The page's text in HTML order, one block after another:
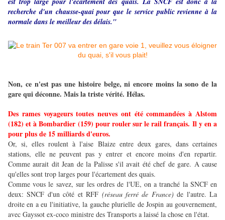
recherche d'un chausse-quai pour que le service public revienne à la
normale dans le meilleur des délais."
Non, ce n'est pas une histoire belge, ni encore moins la sono de la
gare qui déconne. Mais la triste vérité. Hélas.
Des rames voyageurs toutes neuves ont été commandées à Alstom
(182) et à Bombardier (159) pour rouler sur le rail français. Il y en a
pour plus de 15 milliards d'euros.
Or, si, elles roulent à l'aise Blaize entre deux gares, dans certaines
stations, elle ne peuvent pas y entrer et encore moins d'en repartir.
Comme aurait dit Jean de la Palisse s'il avait été chef de gare. A cause
qu'elles sont trop larges pour l'écartement des quais.
Comme vous le savez, sur les ordres de l'UE, on a tranché la SNCF en
deux: SNCF d'un côté et RFF (réseau ferré de France) de l'autre. La
droite en a eu l'initiative, la gauche plurielle de Jospin au gouvernement,
avec Gayssot ex-coco ministre des Transports a laissé la chose en l'état.